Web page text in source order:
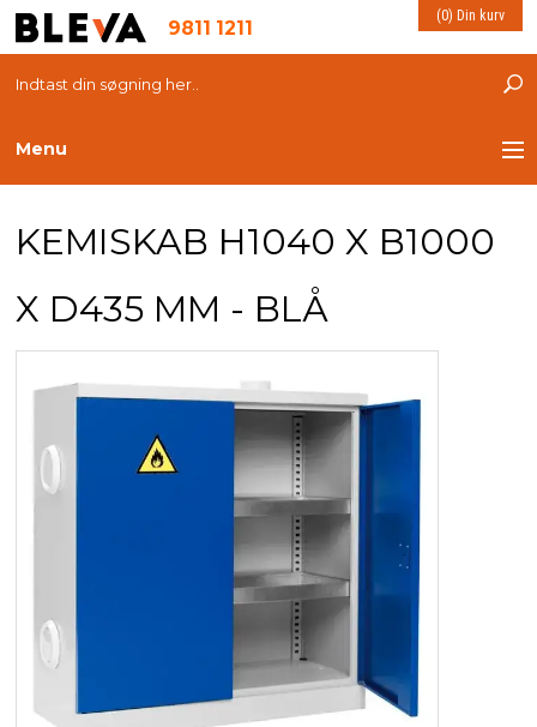
9811 1211 (0) Din kurv
Menu
INDRETNING
ESD PRODUKTER
KEMISKAB H1040 X B1000
X D435 MM - BLÅ